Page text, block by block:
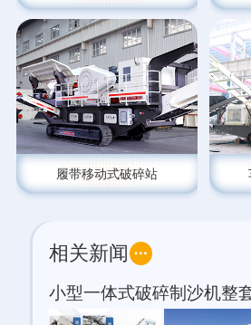
履带移动式破碎站
相关新闻
小型一体式破碎制沙机整